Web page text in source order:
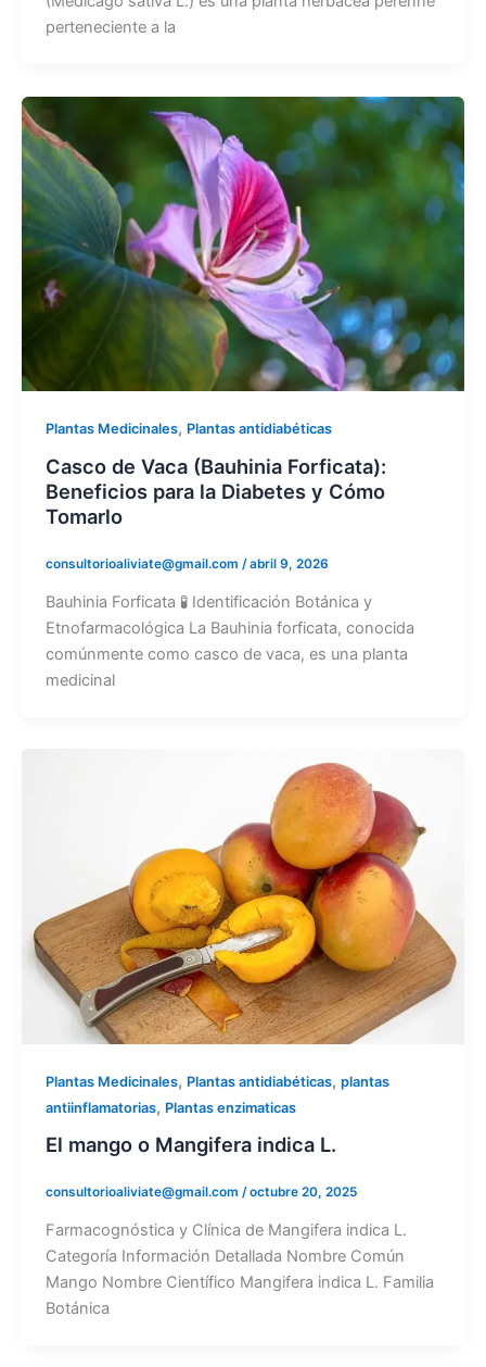
perteneciente a la
Plantas Medicinales, Plantas antidiabéticas
Casco de Vaca (Bauhinia Forficata):
Beneficios para la Diabetes y Cómo
Tomarlo
consultorioaliviate@gmail.com /abril 9, 2026
Bauhinia Forficata 🧪 Identificación Botánica y
Etnofarmacológica La Bauhinia forficata, conocida
comúnmente como casco de vaca, es una planta
medicinal
Plantas Medicinales, Plantas antidiabéticas, plantas
antiinflamatorias, Plantas enzimaticas
El mango o Mangifera indica L.
consultorioaliviate@gmail.com /octubre 20, 2025
Farmacognóstica y Clínica de Mangifera indica L.
Categoría Información Detallada Nombre Común
Mango Nombre Científico Mangifera indica L. Familia
Botánica